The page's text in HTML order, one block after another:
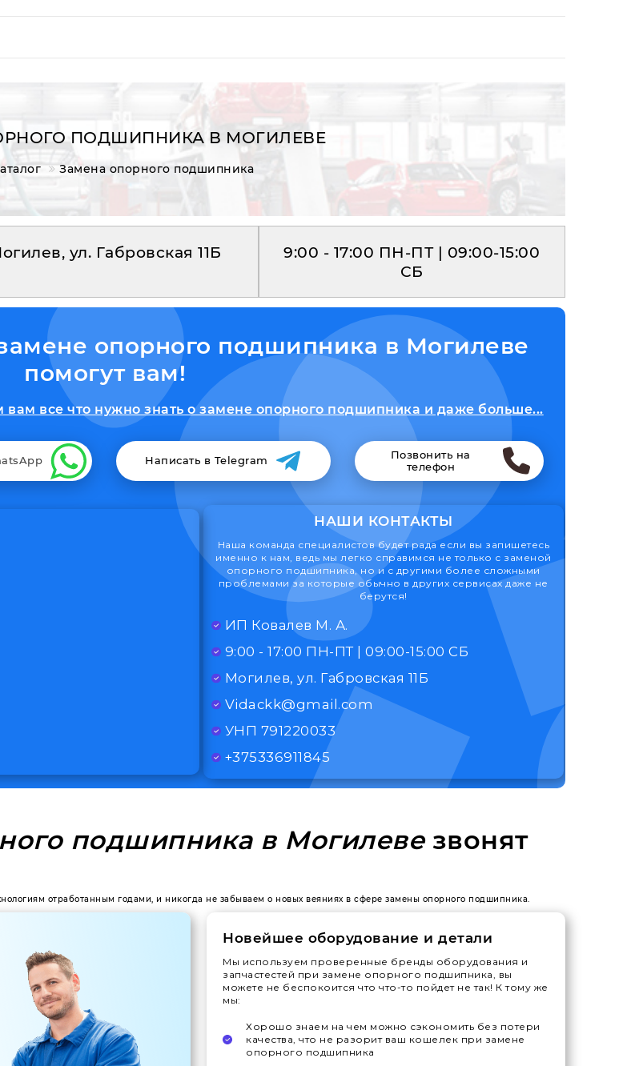
ПОДШИПНИКА В МОГИЛЕВЕ
Замена опорного подшипника
ул. Габровская 11Б
9:00 - 17:00 ПН-ПТ | 09:00-15:00
СБ
опорного подшипника в Могилеве
помогут вам!
все что нужно знать о замене опорного подшипника и даже больше...
Написать в Telegram
Позвонить на
телефон
НАШИ КОНТАКТЫ
Наша команда специалистов будет рада если вы запишетесь
именно к нам, ведь мы легко справимся не только с заменой
опорного подшипника, но и с другими более сложными
проблемами за которые обычно в других сервисах даже не
берутся!
ИП Ковалев М. А.
9:00 - 17:00 ПН-ПТ | 09:00-15:00 СБ
Могилев, ул. Габровская 11Б
Vidackk@gmail.com
УНП 791220033
+375336911845
подшипника в Могилевезвонят
отработанным годами, и никогда не забываем о новых веяниях в сфере замены опорного подшипника.
Новейшее оборудование и детали
Мы используем проверенные бренды оборудования и
запчастестей при замене опорного подшипника, вы
можете не беспокоится что что-то пойдет не так! К тому же
мы:
Хорошо знаем на чем можно сэкономить без потери
качества, что не разорит ваш кошелек при замене
опорного подшипника